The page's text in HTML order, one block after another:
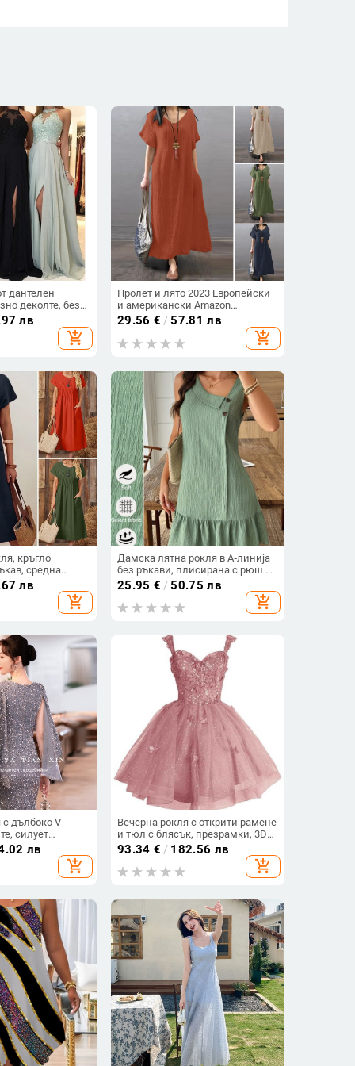
дантелен
деколте, без
А-линия с
лв
add_shopping_cart
Пролет и лято 2023 Европейски
и американски Amazon
Independent Station ebay Памучна
и ленена широка ежедневна
едноцветна рокля с джобове
29.56 € /57.81 лв
add_shopping_cart
кръгло
средна
стил
лв
add_shopping_cart
Дамска лятна рокля в А‑линија
без ръкави, плисирана с рюш и
волани, бобено зелена, курортен
стил
25.95 € /50.75 лв
add_shopping_cart
с дълбоко V-
силует
без ръкави,
80-90%
лв
add_shopping_cart
Вечерна рокля с открити рамене
и тюл с блясък, презрамки, 3D
мотив пеперуда и пайети, без
ръкави, талия средна, полиестер
93.34 € / 182.56 лв
add_shopping_cart